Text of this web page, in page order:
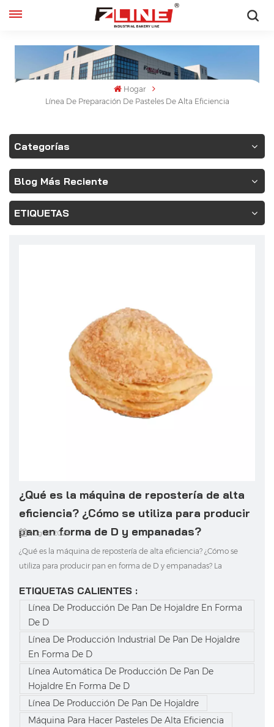
español
Hogar
Línea De Preparación De Pasteles De Alta Eficiencia
Categorías
Blog Más Reciente
ETIQUETAS
¿Qué es la máquina de repostería de alta
eficiencia? ¿Cómo se utiliza para producir
pan en forma de D y empanadas?
Aug 13, 2025
¿Qué es la máquina de repostería de alta eficiencia? ¿Cómo se
utiliza para producir pan en forma de D y empanadas? La
un equipo estándar en las panaderías modernas. Al combinar
laminado de masa, control de espesor, corte de precisión,...
ETIQUETAS CALIENTES :
Línea De Producción De Pan De Hojaldre En Forma
De D
Línea De Producción Industrial De Pan De Hojaldre
En Forma De D
Línea Automática De Producción De Pan De
Hojaldre En Forma De D
Línea De Producción De Pan De Hojaldre
Máquina Para Hacer Pasteles De Alta Eficiencia